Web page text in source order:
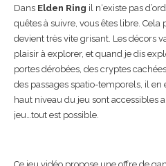
Dans Elden Ring il n‘existe pas
quêtes à suivre, vous êtes libre.
devient très vite grisant. Les décors
plaisir à explorer, et quand je dis
portes dérobées, des cryptes
des passages spatio-temporels, il
haut niveau du jeu sont accessibles
jeu…tout est possible.